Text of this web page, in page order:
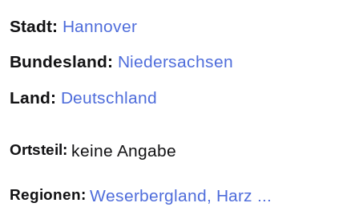
Stadt: Hannover
Bundesland: Niedersachsen
Land: Deutschland
Ortsteil: keine Angabe
Regionen: Weserbergland, Harz ...